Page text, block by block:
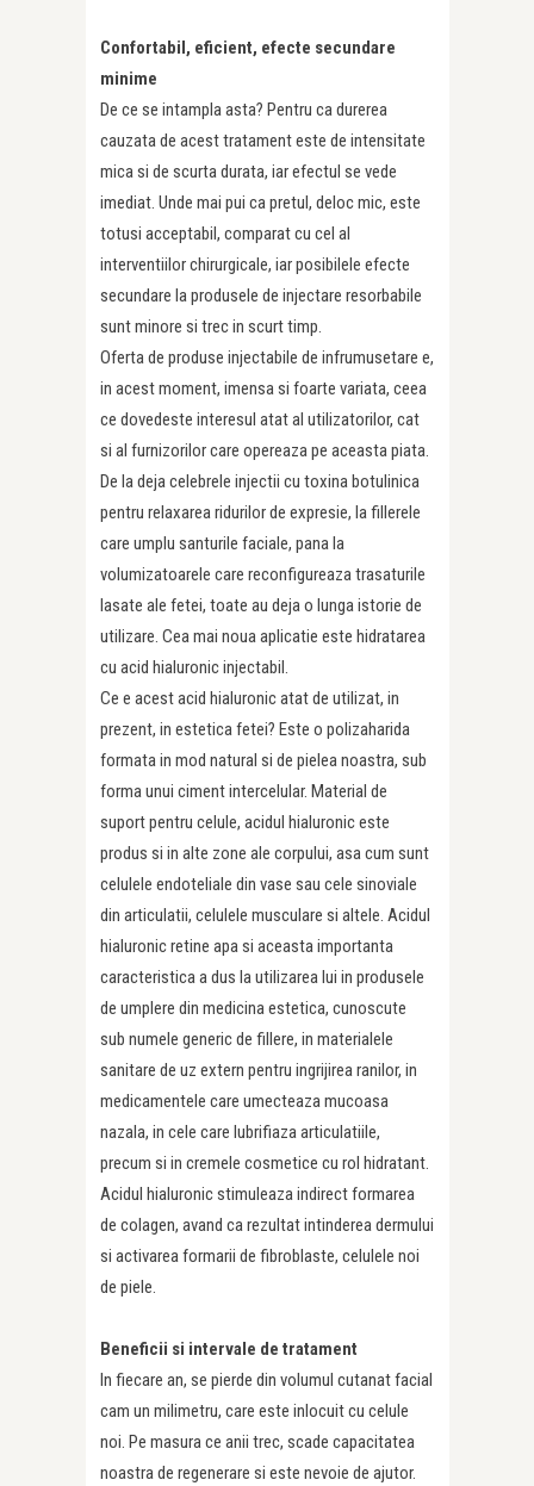
Confortabil, eficient, efecte secundare
minime
De ce se intampla asta? Pentru ca durerea
cauzata de acest tratament este de intensitate
mica si de scurta durata, iar efectul se vede
imediat. Unde mai pui ca pretul, deloc mic, este
totusi acceptabil, comparat cu cel al
interventiilor chirurgicale, iar posibilele efecte
secundare la produsele de injectare resorbabile
sunt minore si trec in scurt timp.
Oferta de produse injectabile de infrumusetare e,
in acest moment, imensa si foarte variata, ceea
ce dovedeste interesul atat al utilizatorilor, cat
si al furnizorilor care opereaza pe aceasta piata.
De la deja celebrele injectii cu toxina botulinica
pentru relaxarea ridurilor de expresie, la fillerele
care umplu santurile faciale, pana la
volumizatoarele care reconfigureaza trasaturile
lasate ale fetei, toate au deja o lunga istorie de
utilizare. Cea mai noua aplicatie este hidratarea
cu acid hialuronic injectabil.
Ce e acest acid hialuronic atat de utilizat, in
prezent, in estetica fetei? Este o polizaharida
formata in mod natu­ral si de pielea noastra, sub
forma unui ciment intercelular. Material de
suport pentru celule, acidul hialuronic este
produs si in alte zone ale corpului, asa cum sunt
celulele endoteliale din vase sau cele sinoviale
din articulatii, celulele musculare si altele. Acidul
hialuronic retine apa si aceasta importanta
caracteristica a dus la utilizarea lui in produsele
de umplere din medicina estetica, cunoscute
sub numele generic de fillere, in materialele
sanitare de uz extern pentru ingrijirea ranilor, in
medicamentele care umecteaza mucoasa
nazala, in cele care lubrifiaza articulatiile,
precum si in cremele cosmetice cu rol hidratant.
Acidul hialuronic stimuleaza indirect formarea
de colagen, avand ca rezultat intinderea dermului
si activarea formarii de fibroblaste, celulele noi
de piele.
Beneficii si intervale de tratament
In fiecare an, se pierde din volumul cutanat facial
cam un milimetru, care este inlocuit cu celule
noi. Pe masura ce anii trec, scade capacitatea
noastra de regenerare si este nevoie de ajutor.